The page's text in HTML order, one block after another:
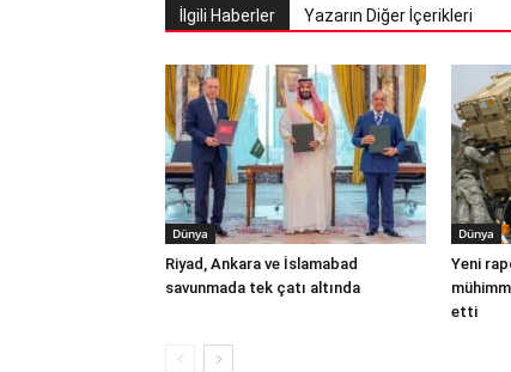
İlgili Haberler Yazarın Diğer İçerikleri
Dünya
Riyad, Ankara ve İslamabad
savunmada tek çatı altında
Dünya
Yeni
etti